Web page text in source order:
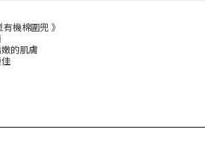
機棉圍兜 》
的肌膚